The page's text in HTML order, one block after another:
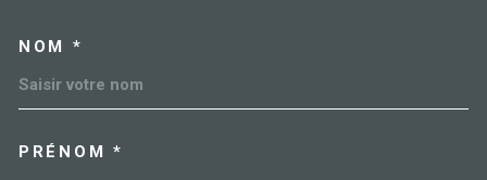
NOM *
PRÉNOM *